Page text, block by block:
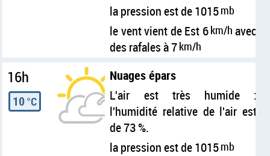
la pression est de 1015mb
le vent vient de Est 6km/h avec
des rafales à 7km/h
16h
10°C
Nuages épars
L'air est très humide :
l'humidité relative de l'air est
de 73 %.
la pression est de 1015mb